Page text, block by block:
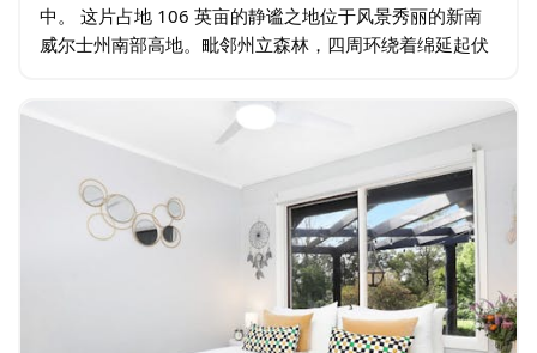
中。 这片占地 106 英亩的静谧之地位于风景秀丽的新南
威尔士州南部高地。毗邻州立森林，四周环绕着绵延起伏